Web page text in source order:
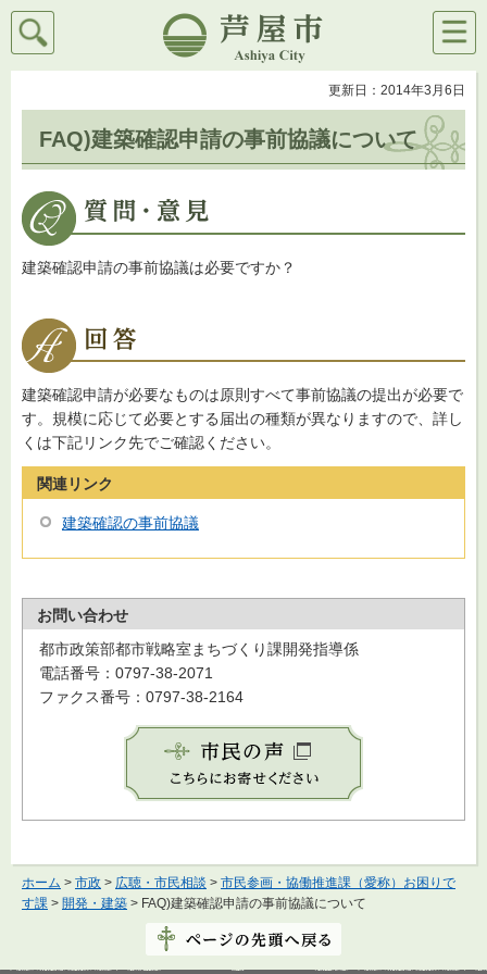
芦屋市
検索
メニ
ュー
更新日：2014年3月6日
FAQ)建築確認申請の事前協議について
建築確認申請の事前協議は必要ですか？
建築確認申請が必要なものは原則すべて事前協議の提出が必要で
す。規模に応じて必要とする届出の種類が異なりますので、詳し
くは下記リンク先でご確認ください。
関連リンク
建築確認の事前協議
お問い合わせ
都市政策部都市戦略室まちづくり課開発指導係
電話番号：0797-38-2071
ファクス番号：0797-38-2164
ホーム > 市政 > 広聴・市民相談 > 市民参画・協働推進課（愛称）お困りで
す課 > 開発・建築 > FAQ)建築確認申請の事前協議について